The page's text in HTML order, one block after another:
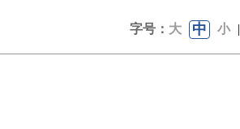
字号： 大 中 小 |